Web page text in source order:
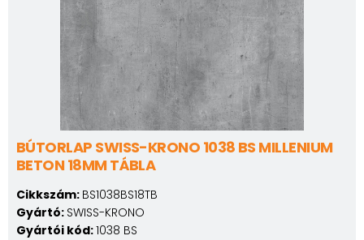
BÚTORLAP SWISS-KRONO 1038 BS MILLENIUM
BETON 18MM TÁBLA
Cikkszám: BS1038BS18TB
Gyártó: SWISS-KRONO
Gyártói kód:1038 BS